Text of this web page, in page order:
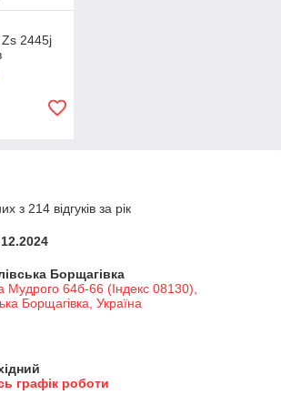
Zs 2445j
гілок
з 214 відгуків за рік
Борщагівка
Мудрого 64б-66 (Індекс 08130),
Борщагівка, Україна
графік роботи